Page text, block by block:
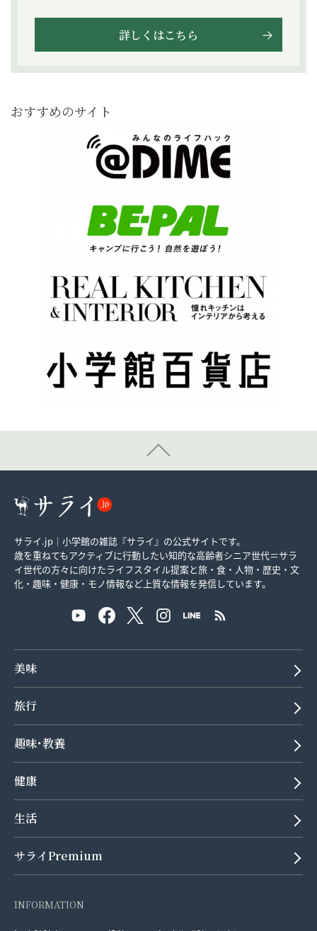
詳しくはこちら
おすすめのサイト
サライ.jp｜小学館の雑誌『サライ』の公式サイトです。
歳を重ねてもアクティブに行動したい知的な高齢者シニア世代＝サラ
イ世代の方々に向けたライフスタイル提案と旅・食・人物・歴史・文
化・趣味・健康・モノ情報など上質な情報を発信しています。
美味
旅行
趣味･教養
健康
生活
サライPremium
INFORMATION